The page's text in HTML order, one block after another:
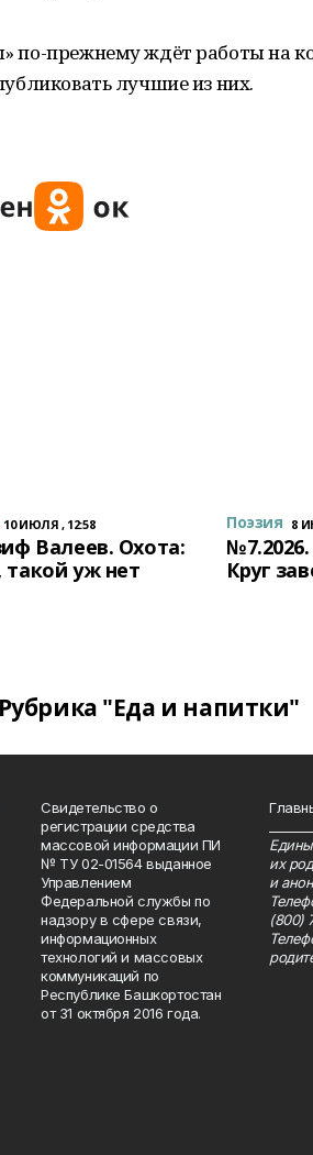
по-прежнему ждёт работы на
лучшие из них.
10 ИЮЛЯ , 12:58
Валеев. Охота:
уж нет
Поэзия 8
Круг
Рубрика "Еда и напитки"
Свидетельство о
регистрации средства
массовой информации ПИ
№ ТУ 02-01564 выданное
Управлением
Федеральной службы по
надзору в сфере связи,
информационных
технологий и массовых
коммуникаций по
Республике Башкортостан
от 31 октября 2016 года.
их
и
(800)